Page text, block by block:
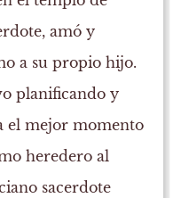
amó y
a su propio hijo.
planificando y
el mejor momento
heredero al
sacerdote